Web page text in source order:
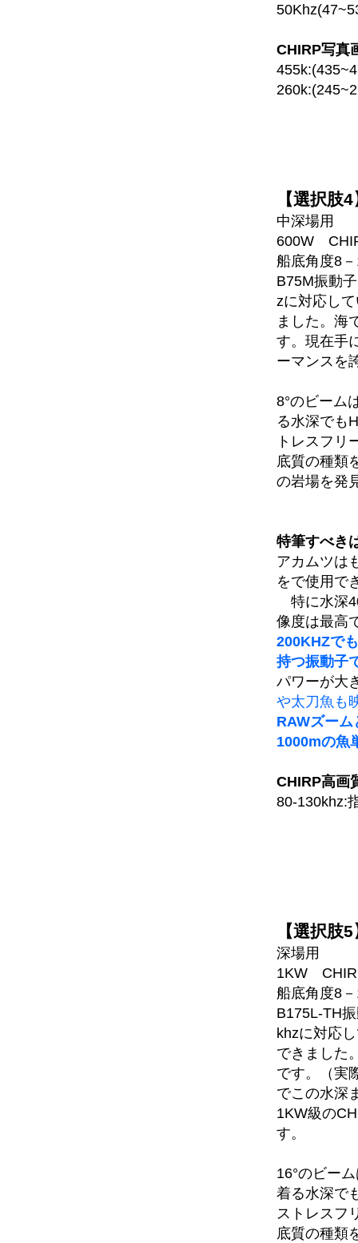
CHIRP写真
【選択肢
中深場用
600W
船底角度8
B75M振動
zに対応し
ました。海
す。現在手
ーマンスを
8°のビーム
る水深でも
トレスフリ
底質の種類
の岩場を発
特筆すべき
アカムツは
をで使用で
特に水深
像度は最高
200KHZで
持つ振動子
パワーが大
や太刀魚も
RAWズーム
1000mの魚
CHIRP高画
80-130khz:
【選択肢
深場用
1KW
船底角度8
B175L-TH
khzに対応
できました
です。（実
でこの水深
1KW級の
す。
16°のビー
着る水深で
ストレスフ
底質の種類